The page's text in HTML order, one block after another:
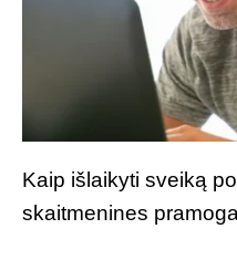
Kaip išlaikyti sveiką
skaitmenines